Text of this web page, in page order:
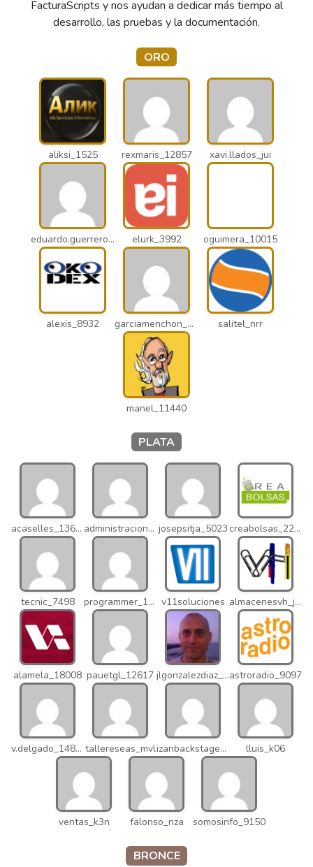
FacturaScripts y nos ayudan a dedicar más tiempo al
desarrollo, las pruebas y la documentación.
ORO
aliksi_1525 rexmaris_12857 xavi.llados_jui
eduardo.guerrero_pto elurk_3992 oguimera_10015
alexis_8932 garciamenchon_puz salitel_nrr
manel_11440
PLATA
acaselles_13670 administracion_nhd josepsitja_5023 creabolsas_22110
tecnic_7498 programmer_12837 v11soluciones almacenesvh_jo2
alamela_18008 pauetgl_12617 jlgonzalezdiaz_12316astroradio_9097
v.delgado_14821 tallereseas_mvl izanbackstage_14556 lluis_k06
ventas_k3n falonso_nza somosinfo_9150
BRONCE